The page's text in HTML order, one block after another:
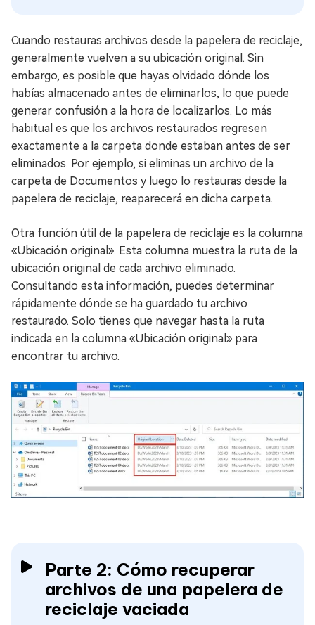
Cuando restauras archivos desde la papelera de reciclaje,
generalmente vuelven a su ubicación original. Sin
embargo, es posible que hayas olvidado dónde los
habías almacenado antes de eliminarlos, lo que puede
generar confusión a la hora de localizarlos. Lo más
habitual es que los archivos restaurados regresen
exactamente a la carpeta donde estaban antes de ser
eliminados. Por ejemplo, si eliminas un archivo de la
carpeta de Documentos y luego lo restauras desde la
papelera de reciclaje, reaparecerá en dicha carpeta.
Otra función útil de la papelera de reciclaje es la columna
«Ubicación original». Esta columna muestra la ruta de la
ubicación original de cada archivo eliminado.
Consultando esta información, puedes determinar
rápidamente dónde se ha guardado tu archivo
restaurado. Solo tienes que navegar hasta la ruta
indicada en la columna «Ubicación original» para
encontrar tu archivo.
Parte 2: Cómo recuperar
archivos de una papelera de
reciclaje vaciada